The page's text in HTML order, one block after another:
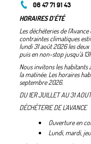
06 47 71 91 43
HORAIRES D’ÉTÉ
Les déchèteries de
contraintes climatiques
lundi 31 août 2026 les
puis en non-stop jusqu’à
Nous invitons les habitants
la matinée. Les horaires
septembre 2026.
DU 1ER JUILLET AU 31
DÉCHÈTERIE DE L'AVANCE
Ouverture en
Lundi, mardi,